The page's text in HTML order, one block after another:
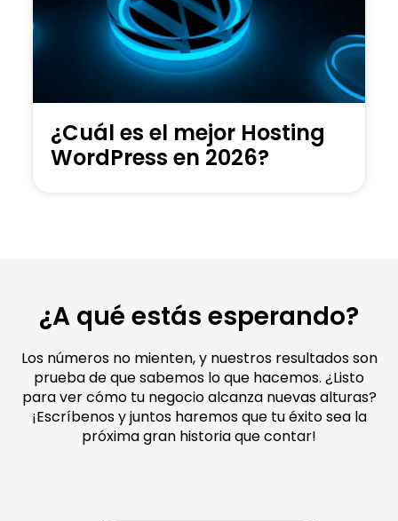
¿Cuál es el mejor Hosting
WordPress en 2026?
¿A qué estás esperando?
Los números no mienten, y nuestros resultados son
prueba de que sabemos lo que hacemos. ¿Listo
para ver cómo tu negocio alcanza nuevas alturas?
¡Escríbenos y juntos haremos que tu éxito sea la
próxima gran historia que contar!